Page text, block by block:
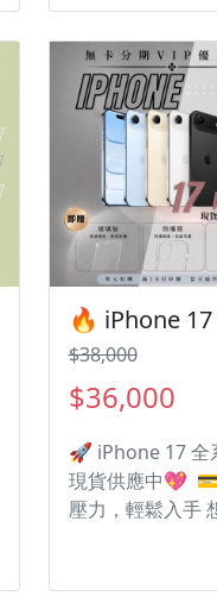
邊付款， 月付超
🎁 凡購買I17 |
種配件 🎁 • 9H
護貼 • 防撞空壓殼
買手機注意事項 ‼️
何問題都歡迎洽群
LINE：
日鑑賞期內，如
問題，請盡速向
知並且協助處理 •
為原廠保固一年，
機店家保固15天
擁有隨時修改、變
暫停活動之權利
$38,000
$36,000
🚀 iPhone 17 全
現貨供應中💖
壓力，輕鬆入手
邊付款， 月付超